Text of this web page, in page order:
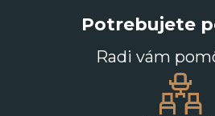
Potrebujete
Radi vám